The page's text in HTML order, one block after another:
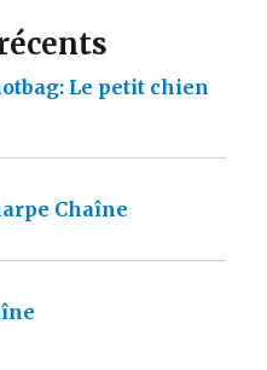
Le petit chien
Chaîne